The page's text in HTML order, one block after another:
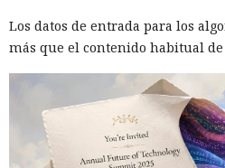
Los datos de entrada para los
más que el contenido habitual